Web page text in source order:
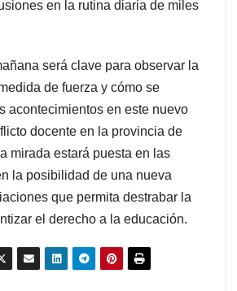
en la rutina diaria de miles
será clave para observar la
de fuerza y cómo se
acontecimientos en este nuevo
docente en la provincia de
mirada estará puesta en las
la posibilidad de una nueva
que permita destrabar la
el derecho a la educación.